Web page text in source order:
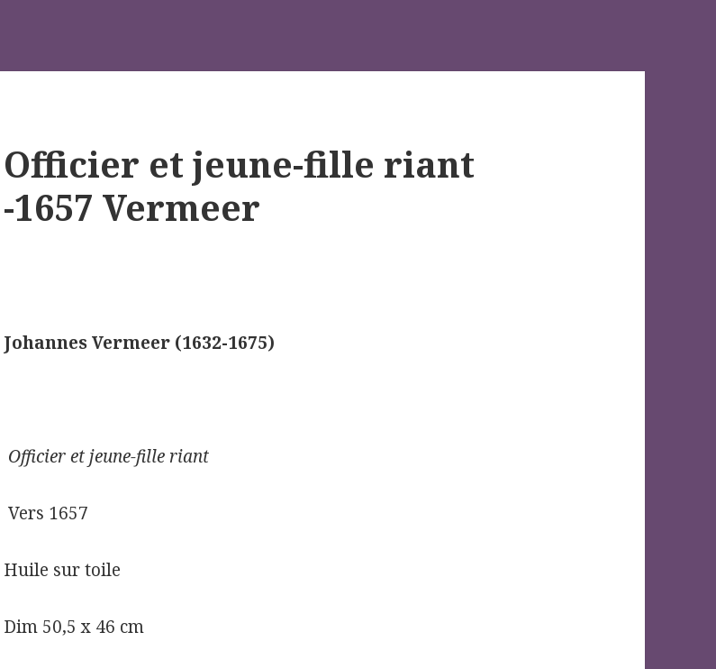
Officier et jeune-fille riant
-1657 Vermeer
Johannes Vermeer (1632-1675)
Officier et jeune-fille riant
Vers 1657
Huile sur toile
Dim 50,5 x 46 cm